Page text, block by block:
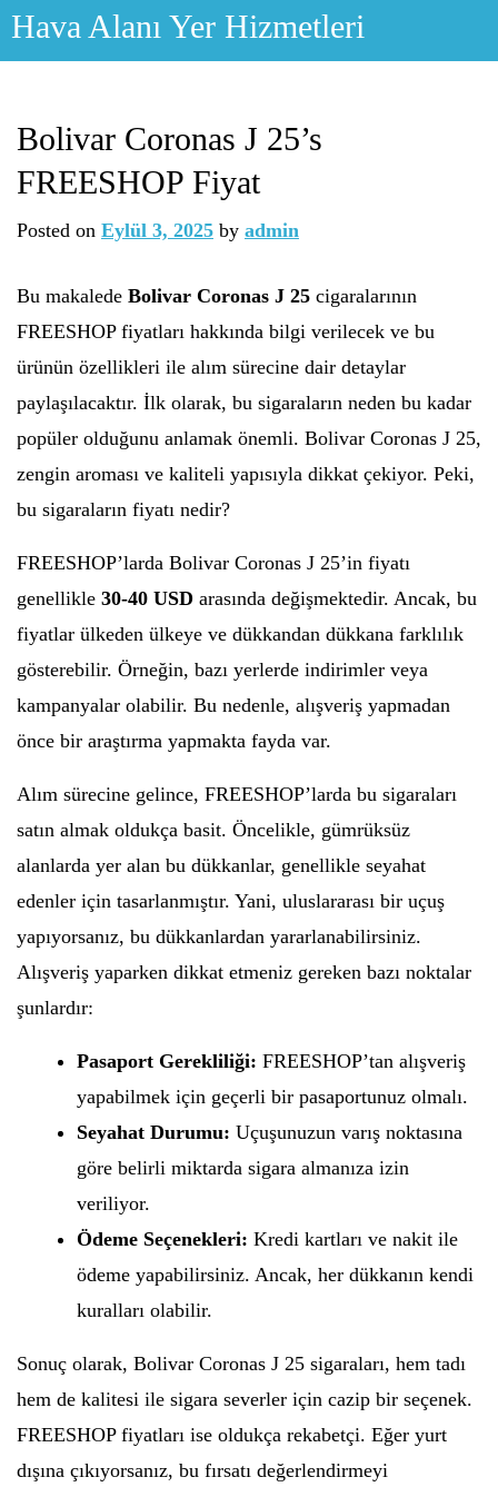
Skip
Hava Alanı Yer Hizmetleri
Bolivar Coronas J 25’s
FREESHOP Fiyat
Posted on Eylül 3, 2025 by admin
Bu makalede Bolivar Coronas J 25 cigaralarının
FREESHOP fiyatları hakkında bilgi verilecek ve bu
ürünün özellikleri ile alım sürecine dair detaylar
paylaşılacaktır. İlk olarak, bu sigaraların neden bu kadar
popüler olduğunu anlamak önemli. Bolivar Coronas J 25,
zengin aroması ve kaliteli yapısıyla dikkat çekiyor. Peki,
bu sigaraların fiyatı nedir?
FREESHOP’larda Bolivar Coronas J 25’in fiyatı
genellikle 30-40 USD arasında değişmektedir. Ancak, bu
fiyatlar ülkeden ülkeye ve dükkandan dükkana farklılık
gösterebilir. Örneğin, bazı yerlerde indirimler veya
kampanyalar olabilir. Bu nedenle, alışveriş yapmadan
önce bir araştırma yapmakta fayda var.
Alım sürecine gelince, FREESHOP’larda bu sigaraları
satın almak oldukça basit. Öncelikle, gümrüksüz
alanlarda yer alan bu dükkanlar, genellikle seyahat
edenler için tasarlanmıştır. Yani, uluslararası bir uçuş
yapıyorsanız, bu dükkanlardan yararlanabilirsiniz.
Alışveriş yaparken dikkat etmeniz gereken bazı noktalar
şunlardır:
Pasaport Gerekliliği: FREESHOP’tan alışveriş
yapabilmek için geçerli bir pasaportunuz olmalı.
Seyahat Durumu: Uçuşunuzun varış noktasına
göre belirli miktarda sigara almanıza izin
veriliyor.
Ödeme Seçenekleri: Kredi kartları ve nakit ile
ödeme yapabilirsiniz. Ancak, her dükkanın kendi
kuralları olabilir.
Sonuç olarak, Bolivar Coronas J 25 sigaraları, hem tadı
hem de kalitesi ile sigara severler için cazip bir seçenek.
FREESHOP fiyatları ise oldukça rekabetçi. Eğer yurt
dışına çıkıyorsanız, bu fırsatı değerlendirmeyi